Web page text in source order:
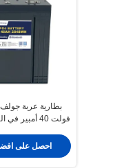
فولت 40
احصل على